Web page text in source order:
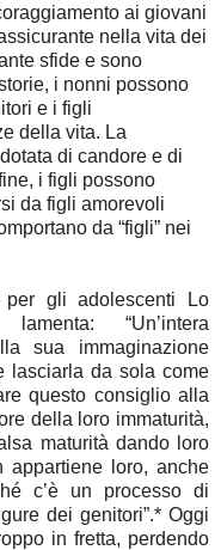
ai giovani
nella vita dei
sfide e sono
i nonni possono
e i figli
della vita. La
di candore e di
i figli possono
da figli amorevoli
da “figli” nei
per gli adolescenti Lo
“Un’intera
sua immaginazione
lasciarla da sola come
questo consiglio alla
della loro immaturità,
maturità dando loro
appartiene loro, anche
c’è un processo di
dei genitori”.* Oggi
in fretta, perdendo